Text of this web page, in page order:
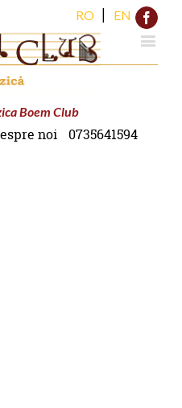
Boem Club
RO EN
noi 0735641594